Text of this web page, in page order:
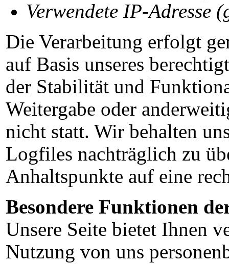
Verwendete IP-Adresse
Die Verarbeitung erfolgt
auf Basis unseres
der Stabilität und
Weitergabe oder
nicht statt. Wir behalten
Logfiles nachträglich zu
Anhaltspunkte auf eine
Besondere Funktionen
Unsere Seite bietet Ihnen
Nutzung von uns